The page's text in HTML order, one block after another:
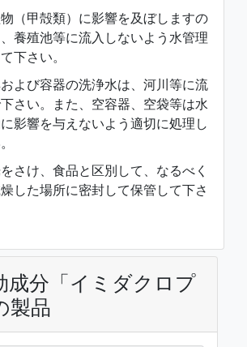
（甲殻類）に影響を及ぼしますの
養殖池等に流入しないよう水管理
下さい。
よび容器の洗浄水は、河川等に流
さい。また、空容器、空袋等は水
影響を与えないよう適切に処理し
さけ、食品と区別して、なるべく
した場所に密封して保管して下さ
成分「イミダクロプ
製品